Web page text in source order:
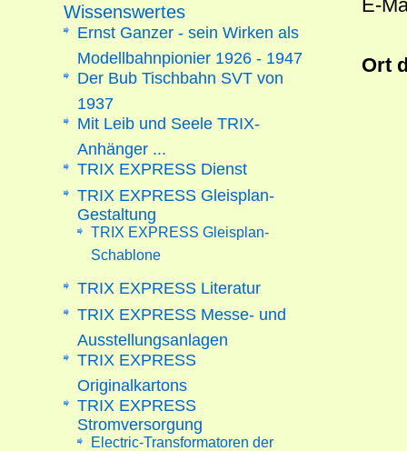
E-
Ort
Wissenswertes
Ernst Ganzer - sein Wirken als
Modellbahnpionier 1926 - 1947
Der Bub Tischbahn SVT von
1937
Mit Leib und Seele TRIX-
Anhänger ...
TRIX EXPRESS Dienst
TRIX EXPRESS Gleisplan-
Gestaltung
TRIX EXPRESS Gleisplan-
Schablone
TRIX EXPRESS Literatur
TRIX EXPRESS Messe- und
Ausstellungsanlagen
TRIX EXPRESS
Originalkartons
TRIX EXPRESS
Stromversorgung
Electric-Transformatoren der